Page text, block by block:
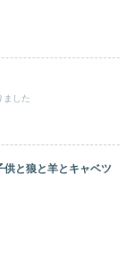
ました
と狼と羊とキャベツ